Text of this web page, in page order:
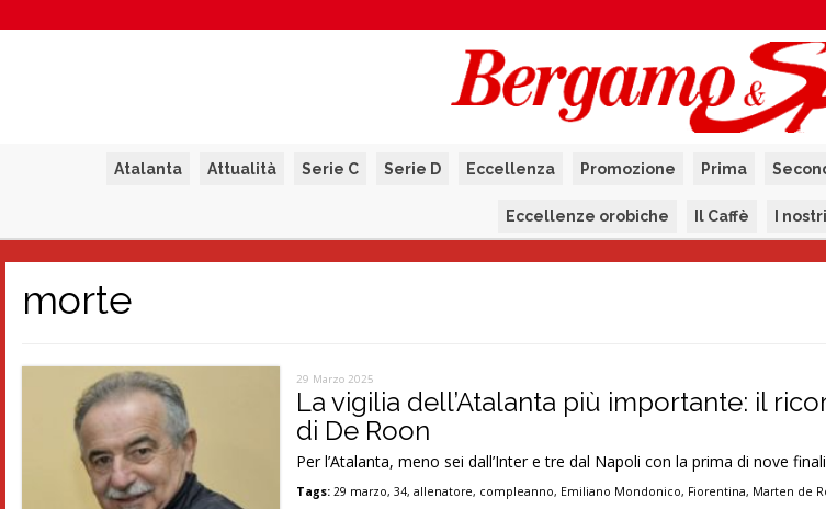
Atalanta Attualità Serie C Serie D Eccellenza Promozione Prima
Eccellenze orobiche Il Caffè I
morte
29 Marzo 2025
La vigilia dell’Atalanta più importante: il
di De Roon
Per l’Atalanta, meno sei dall’Inter e tre dal Napoli con la prima di nove
Tags: 29 marzo,34,allenatore, compleanno, Emiliano Mondonico, Fiorentina, Marten de